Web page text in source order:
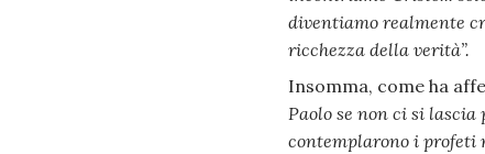
diventiamo realmente
ricchezza della verità”.
Insomma, come ha
Paolo se non ci si
contemplarono i profeti